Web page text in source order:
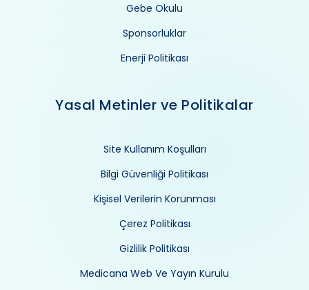
Gebe Okulu
Sponsorluklar
Enerji Politikası
Yasal Metinler ve Politikalar
Site Kullanım Koşulları
Bilgi Güvenliği Politikası
Kişisel Verilerin Korunması
Çerez Politikası
Gizlilik Politikası
Medicana Web Ve Yayın Kurulu